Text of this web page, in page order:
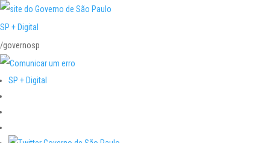
SP + Digital
/governosp
SP + Digital